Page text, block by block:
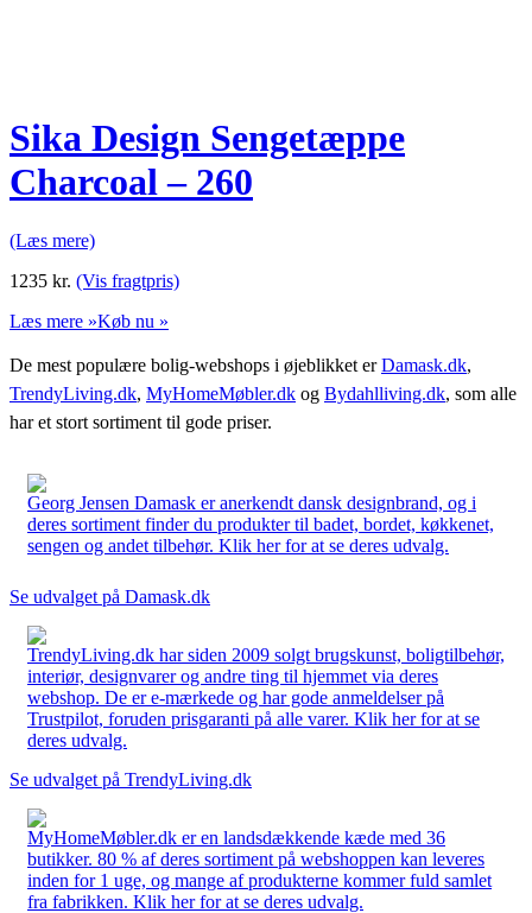
Sika Design Sengetæppe
Charcoal – 260
(Læs mere)
1235 kr. (Vis fragtpris)
Læs mere »Køb nu »
De mest populære bolig-webshops i øjeblikket erDamask.dk,
TrendyLiving.dk, MyHomeMøbler.dk og Bydahlliving.dk, som alle
har et stort sortiment til gode priser.
Georg Jensen Damask er anerkendt dansk designbrand, og i
deres sortiment finder du produkter til badet, bordet, køkkenet,
sengen og andet tilbehør. Klik her for at se deres udvalg.
Se udvalget på Damask.dk
TrendyLiving.dk har siden 2009 solgt brugskunst, boligtilbehør,
interiør, designvarer og andre ting til hjemmet via deres
webshop. De er e-mærkede og har gode anmeldelser på
Trustpilot, foruden prisgaranti på alle varer. Klik her for at se
deres udvalg.
Se udvalget på TrendyLiving.dk
MyHomeMøbler.dk er en landsdækkende kæde med 36
butikker. 80 % af deres sortiment på webshoppen kan leveres
inden for 1 uge, og mange af produkterne kommer fuld samlet
fra fabrikken. Klik her for at se deres udvalg.